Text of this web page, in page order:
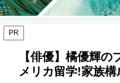
PR
【俳優】橘優輝
メリカ留学!家族構